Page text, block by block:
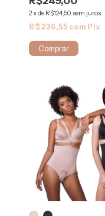
2xde R$124,50 sem juros
R$236,55 com Pix
Comprar